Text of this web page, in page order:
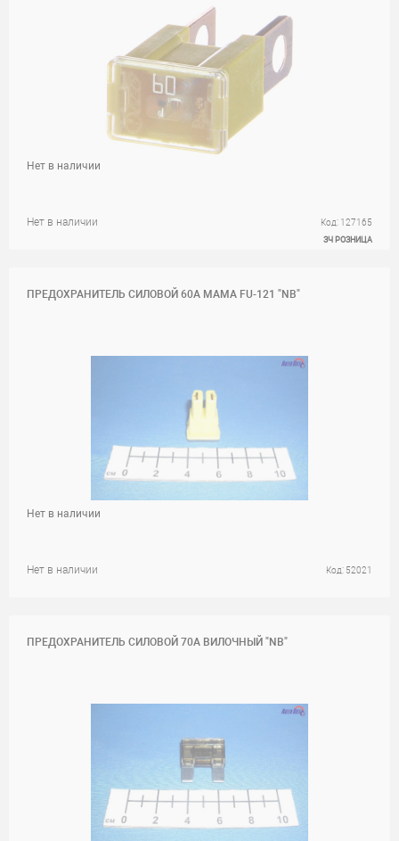
Нет в наличии Код: 127165
ЗЧ РОЗНИЦА
Нет в наличии
ПРЕДОХРАНИТЕЛЬ СИЛОВОЙ 60A МАМА FU-121 "NB"
Нет в наличии Код: 52021
Нет в наличии
ПРЕДОХРАНИТЕЛЬ СИЛОВОЙ 70A ВИЛОЧНЫЙ "NB"